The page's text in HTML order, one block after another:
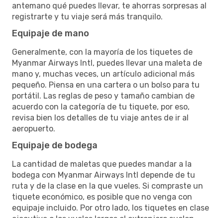
antemano qué puedes llevar, te ahorras sorpresas al
registrarte y tu viaje será más tranquilo.
Equipaje de mano
Generalmente, con la mayoría de los tiquetes de
Myanmar Airways Intl, puedes llevar una maleta de
mano y, muchas veces, un artículo adicional más
pequeño. Piensa en una cartera o un bolso para tu
portátil. Las reglas de peso y tamaño cambian de
acuerdo con la categoría de tu tiquete, por eso,
revisa bien los detalles de tu viaje antes de ir al
aeropuerto.
Equipaje de bodega
La cantidad de maletas que puedes mandar a la
bodega con Myanmar Airways Intl depende de tu
ruta y de la clase en la que vueles. Si compraste un
tiquete económico, es posible que no venga con
equipaje incluido. Por otro lado, los tiquetes en clase